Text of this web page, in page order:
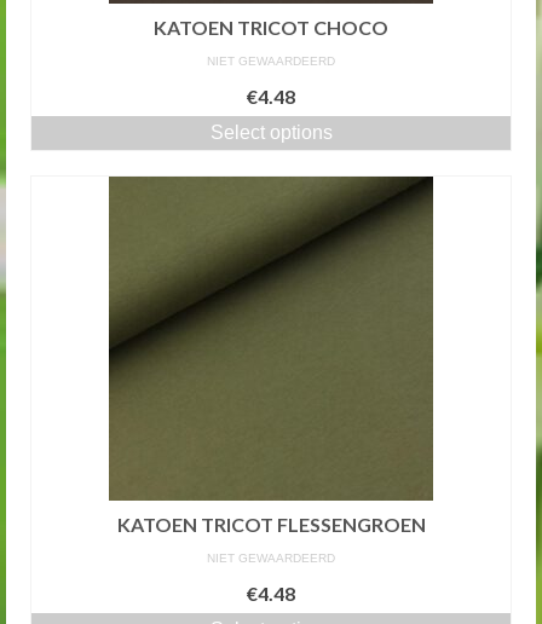
KATOEN TRICOT CHOCO
NIET GEWAARDEERD
€4.48
Select options
KATOEN TRICOT FLESSENGROEN
NIET GEWAARDEERD
€4.48